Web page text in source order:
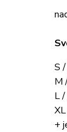
S
M
L
+